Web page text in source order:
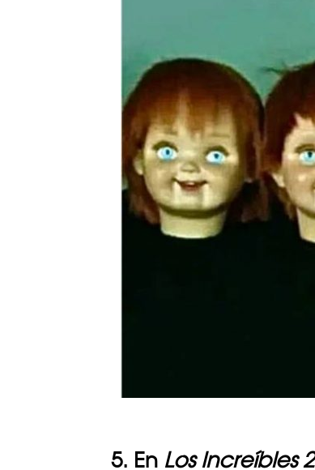
5. En Los Increíbles 2